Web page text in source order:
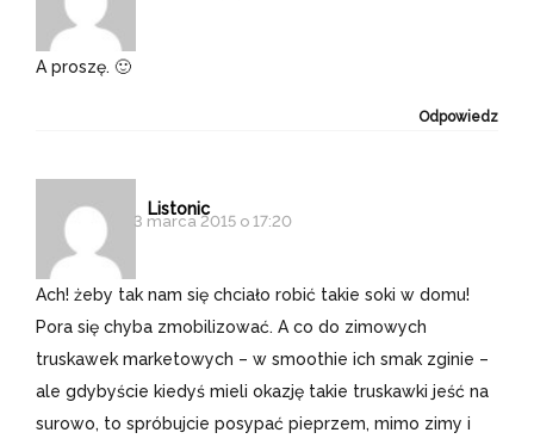
A proszę. 🙂
Odpowiedz
Listonic
3 marca 2015 o 17:20
Ach! żeby tak nam się chciało robić takie soki w domu!
Pora się chyba zmobilizować. A co do zimowych
truskawek marketowych – w smoothie ich smak zginie –
ale gdybyście kiedyś mieli okazję takie truskawki jeść na
surowo, to spróbujcie posypać pieprzem, mimo zimy i